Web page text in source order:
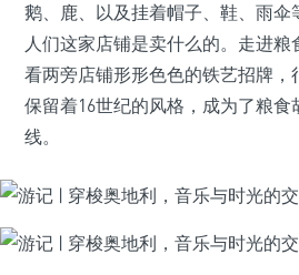
鹅、鹿、以及挂着帽子、鞋、雨伞
人们这家店铺是卖什么的。走进
看两旁店铺形形色色的铁艺招牌，
保留着16世纪的风格，成为了粮
线。